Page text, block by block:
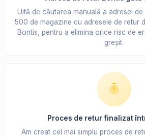
Uită de căutarea manuală a adresei
500 de magazine cu adresele de retur
Bontis, pentru a elimina orice risc de
greșit.
Proces de retur finalizat
Am creat cel mai simplu proces de